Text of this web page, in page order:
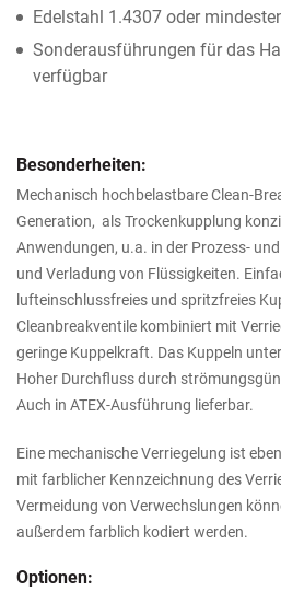
Edelstahl 1.4307 oder
Sonderausführungen für das
verfügbar
Besonderheiten:
Mechanisch hochbelastbare Clean-
Generation, als Trockenkupplung
Anwendungen, u.a. in der Prozess-
und Verladung von Flüssigkeiten.
lufteinschlussfreies und spritzfreies
Cleanbreakventile kombiniert mit
geringe Kuppelkraft. Das Kuppeln
Hoher Durchfluss durch
Auch in ATEX-Ausführung lieferbar.
Eine mechanische Verriegelung ist
mit farblicher Kennzeichnung des
Vermeidung von Verwechslungen
außerdem farblich kodiert werden.
Optionen: